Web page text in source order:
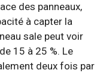
des panneaux,
à capter la
sale peut voir
15 à 25 %. Le
deux fois par